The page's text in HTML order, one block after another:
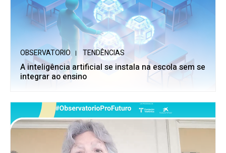
OBSERVATORIO TENDÊNCIAS
A inteligência artificial se instala na escola sem se
integrar ao ensino